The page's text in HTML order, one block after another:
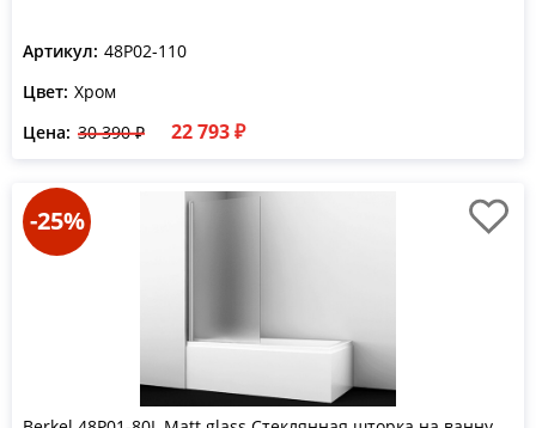
Артикул: 48P02-110
Цвет: Хром
Цена: 30 390 ₽ 22 793 ₽
-25%